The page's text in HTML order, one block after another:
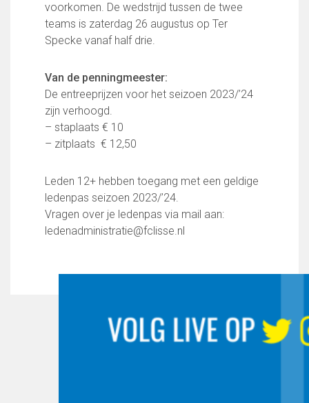
voorkomen. De wedstrijd tussen de twee
teams is zaterdag 26 augustus op Ter
Specke vanaf half drie.
Van de penningmeester:
De entreeprijzen voor het seizoen 2023/’24
zijn verhoogd.
– staplaats € 10
– zitplaats € 12,50
Leden 12+ hebben toegang met een geldige
ledenpas seizoen 2023/’24.
Vragen over je ledenpas via mail aan:
ledenadministratie@fclisse.nl